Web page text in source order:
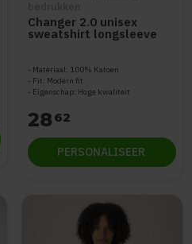
is5van de 5
Changer 2.0 unisex
sweatshirt longsleeve
Materiaal: 100% Katoen
Fit: Modern fit
Eigenschap: Hoge kwaliteit
2862
PERSONALISEER